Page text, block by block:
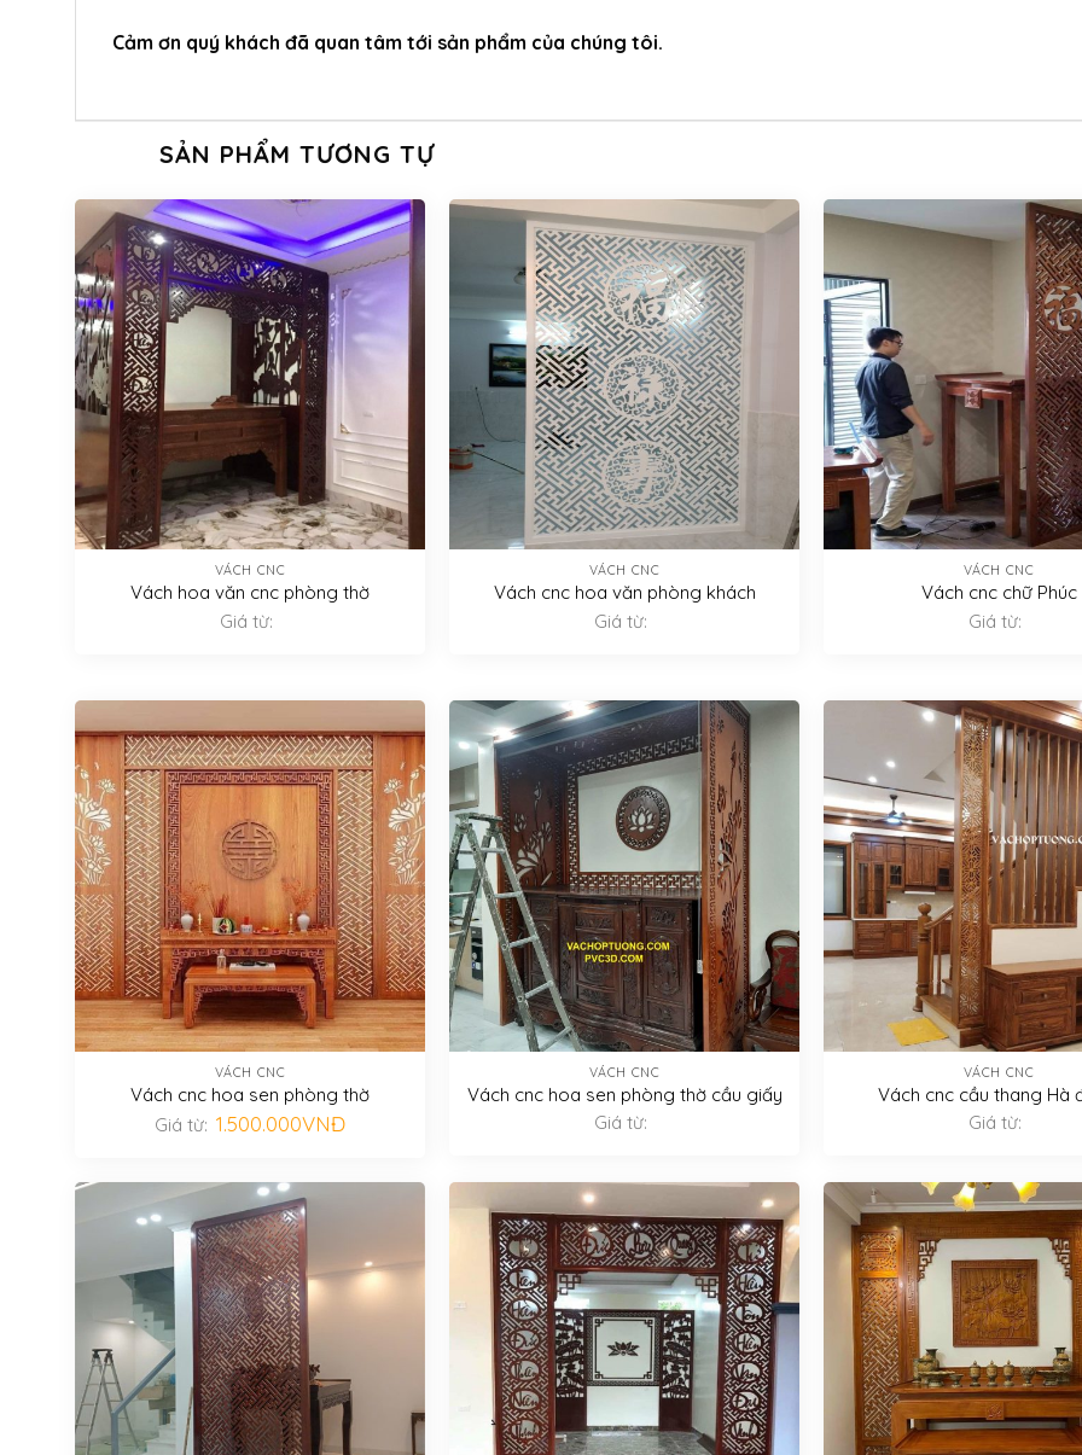
Cảm ơn quý khách đã quan tâm tới sản phẩm của chúng tôi.
SẢN PHẨM TƯƠNG TỰ
VÁCH CNC
Vách hoa văn cnc phòng thờ
Giá từ:
VÁCH CNC
Vách cnc hoa văn phòng khách
Giá từ:
VÁCH CNC
Vách cnc chữ Phúc
Giá từ:
VÁCH CNC
Vách cnc hoa sen phòng thờ
Giá từ: 1.500.000VNĐ
VÁCH CNC
Vách cnc hoa sen phòng thờ cầu giấy
Giá từ:
VÁCH CNC
Vách cnc cầu thang Hà
Giá từ: